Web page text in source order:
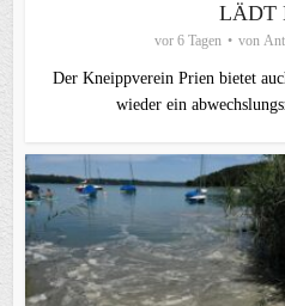
LÄDT
vor 6 Tagen von
Der Kneippverein Prien bietet
wieder ein